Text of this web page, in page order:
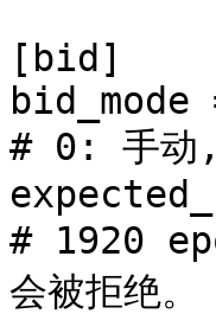
[bid]
bid_mode
# 0: 手动
# 1920
会被拒绝。